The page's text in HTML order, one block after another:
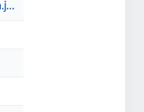
monomorium_latinode_bangladesh.jpg